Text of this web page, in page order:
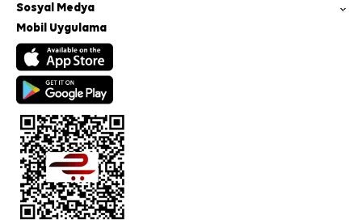
Sosyal Medya
Mobil Uygulama